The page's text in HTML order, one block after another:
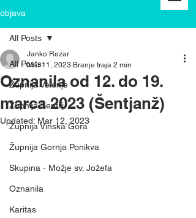
objava
All Posts
Župnija Velenje
Župnija Šentilj
Župnija Vinska Gora
Župnija Gornja Ponikva
Skupina - Možje sv. Jožefa
Oznanila
Karitas
All Posts
Oznanila od 12. do 19.
marca 2023 (Šentjanž)
Janko Rezar
Mar 11, 2023 Branje traja 2 min
Updated: Mar 12, 2023